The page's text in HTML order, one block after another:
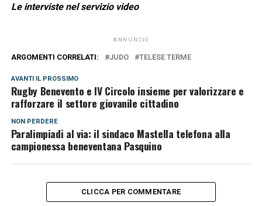
Le interviste nel servizio video
ANNUNCIO
ARGOMENTI CORRELATI: JUDO TELESE TERME
AVANTI IL ​​PROSSIMO
Rugby Benevento e IV Circolo insieme per valorizzare e
rafforzare il settore giovanile cittadino
NON PERDERE
Paralimpiadi al via: il sindaco Mastella telefona alla
campionessa beneventana Pasquino
CLICCA PER COMMENTARE